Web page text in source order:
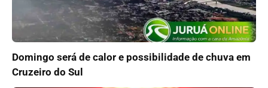
Domingo será de calor e possibilidade de chuva em
Cruzeiro do Sul